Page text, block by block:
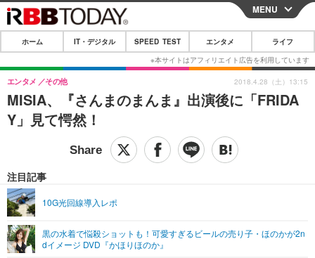
CLOSE
ホーム
IT・デジタル
IT・デジタルTOP スマートフォン
ネタ
その他
SPEED TEST
映画・ドラマ
グラビア
ライフTOP
その他
リリース一覧
プッシュ通知の停止方法
MENU
ホーム IT・デジタル SPEED TEST エンタメ ライフ
MISIA、『さんまのまんま』出演後に「FRIDA
Y」見て愕然！
エンタメ その他
注目記事
10G光回線導入レポ
黒の水着で悩殺ショットも！可愛すぎるビールの売り子・ほのかが2n
dイメージ DVD『かほりほのか』
2018.4.28（土）13:15